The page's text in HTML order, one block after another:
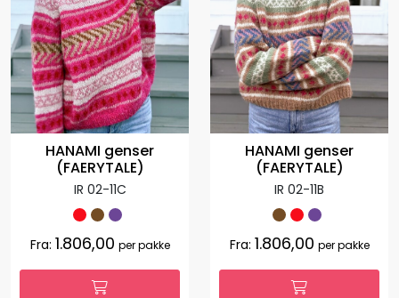
HANAMI genser
(FAERYTALE)
IR 02-11C
Fra: 1.806,00 per pakke
HANAMI genser
(FAERYTALE)
IR 02-11B
Fra: 1.806,00 per pakke